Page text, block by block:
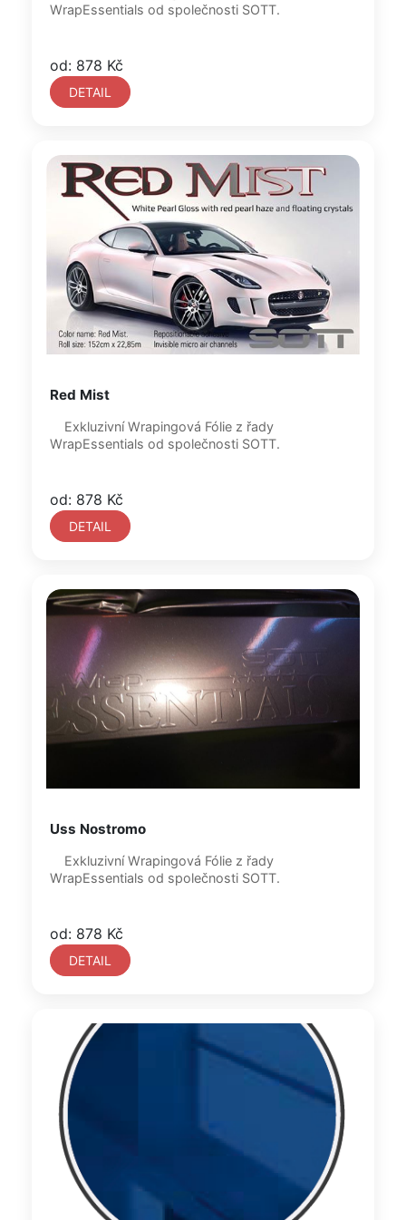
WrapEssentials od společnosti SOTT.
od: 878 Kč
DETAIL
Red Mist
WrapEssentials od společnosti SOTT.
od: 878 Kč
DETAIL
Uss Nostromo
WrapEssentials od společnosti SOTT.
od: 878 Kč
DETAIL